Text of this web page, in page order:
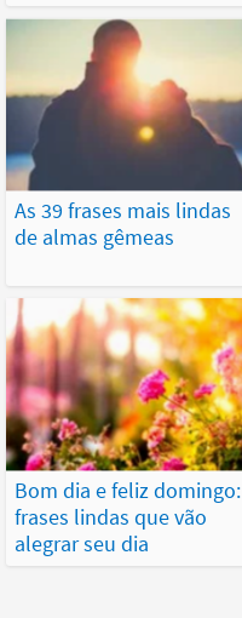
As 39 frases mais lindas
de almas gêmeas
Bom dia e feliz domingo:
frases lindas que vão
alegrar seu dia